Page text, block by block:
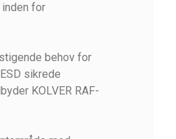
for
behov for
sikrede
KOLVER RAF-